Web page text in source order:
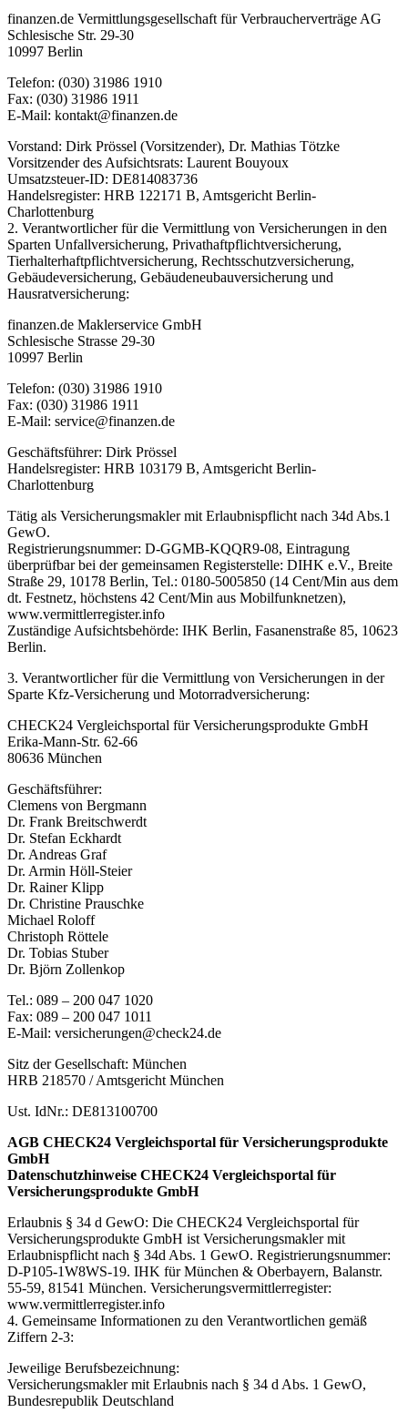
finanzen.de Vermittlungsgesellschaft für Verbraucherverträge AG
Schlesische Str. 29-30
10997 Berlin
Telefon: (030) 31986 1910
Fax: (030) 31986 1911
E-Mail: kontakt@finanzen.de
Vorstand: Dirk Prössel (Vorsitzender), Dr. Mathias Tötzke
Vorsitzender des Aufsichtsrats: Laurent Bouyoux
Umsatzsteuer-ID: DE814083736
Handelsregister: HRB 122171 B, Amtsgericht Berlin-
Charlottenburg
2. Verantwortlicher für die Vermittlung von Versicherungen in den
Sparten Unfallversicherung, Privathaftpflichtversicherung,
Tierhalterhaftpflichtversicherung, Rechtsschutzversicherung,
Gebäudeversicherung, Gebäudeneubauversicherung und
Hausratversicherung:
finanzen.de Maklerservice GmbH
Schlesische Strasse 29-30
10997 Berlin
Telefon: (030) 31986 1910
Fax: (030) 31986 1911
E-Mail: service@finanzen.de
Geschäftsführer: Dirk Prössel
Handelsregister: HRB 103179 B, Amtsgericht Berlin-
Charlottenburg
Tätig als Versicherungsmakler mit Erlaubnispflicht nach 34d Abs.1
GewO.
Registrierungsnummer: D-GGMB-KQQR9-08, Eintragung
überprüfbar bei der gemeinsamen Registerstelle: DIHK e.V., Breite
Straße 29, 10178 Berlin, Tel.: 0180-5005850 (14 Cent/Min aus dem
dt. Festnetz, höchstens 42 Cent/Min aus Mobilfunknetzen),
www.vermittlerregister.info
Zuständige Aufsichtsbehörde: IHK Berlin, Fasanenstraße 85, 10623
Berlin.
3. Verantwortlicher für die Vermittlung von Versicherungen in der
Sparte Kfz-Versicherung und Motorradversicherung:
CHECK24 Vergleichsportal für Versicherungsprodukte GmbH
Erika-Mann-Str. 62-66
80636 München
Geschäftsführer:
Clemens von Bergmann
Dr. Frank Breitschwerdt
Dr. Stefan Eckhardt
Dr. Andreas Graf
Dr. Armin Höll-Steier
Dr. Rainer Klipp
Dr. Christine Prauschke
Michael Roloff
Christoph Röttele
Dr. Tobias Stuber
Dr. Björn Zollenkop
Tel.: 089 – 200 047 1020
Fax: 089 – 200 047 1011
E-Mail: versicherungen@check24.de
Sitz der Gesellschaft: München
HRB 218570 / Amtsgericht München
Ust. IdNr.: DE813100700
AGB CHECK24 Vergleichsportal für Versicherungsprodukte
GmbH
Datenschutzhinweise CHECK24 Vergleichsportal für
Versicherungsprodukte GmbH
Erlaubnis § 34 d GewO: Die CHECK24 Vergleichsportal für
Versicherungsprodukte GmbH ist Versicherungsmakler mit
Erlaubnispflicht nach § 34d Abs. 1 GewO. Registrierungsnummer:
D-P105-1W8WS-19. IHK für München & Oberbayern, Balanstr.
55-59, 81541 München. Versicherungsvermittlerregister:
www.vermittlerregister.info
4. Gemeinsame Informationen zu den Verantwortlichen gemäß
Ziffern 2-3:
Jeweilige Berufsbezeichnung:
Versicherungsmakler mit Erlaubnis nach § 34 d Abs. 1 GewO,
Bundesrepublik Deutschland